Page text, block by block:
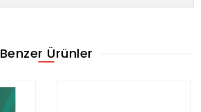
Benzer Ürünler